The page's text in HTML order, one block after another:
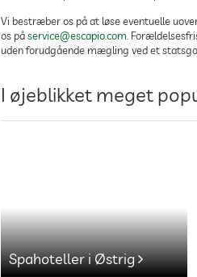
Vi bestræber os på at løse eventuelle
os påservice@escapio.com .
uden forudgående mægling ved et
I øjeblikket meget
Spahoteller i Østrig